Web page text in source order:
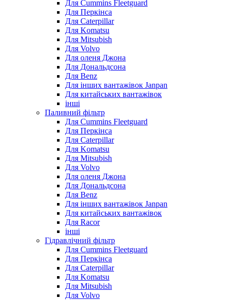
Для Cummins Fleetguard
Для Перкінса
Для Caterpillar
Для Komatsu
Для Mitsubish
Для Volvo
Для оленя Джона
Для Дональдсона
Для Benz
Для інших вантажівок Janpan
Для китайських вантажівок
інші
Паливний фільтр
Для Cummins Fleetguard
Для Перкінса
Для Caterpillar
Для Komatsu
Для Mitsubish
Для Volvo
Для оленя Джона
Для Дональдсона
Для Benz
Для інших вантажівок Janpan
Для китайських вантажівок
Для Racor
інші
Гідравлічний фільтр
Для Cummins Fleetguard
Для Перкінса
Для Caterpillar
Для Komatsu
Для Mitsubish
Для Volvo